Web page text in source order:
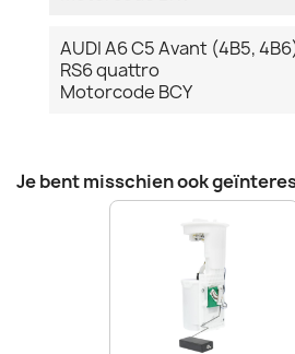
AUDI A6 C5 Avant (4B5,
RS6 quattro
Motorcode BCY
Je bent misschien ook